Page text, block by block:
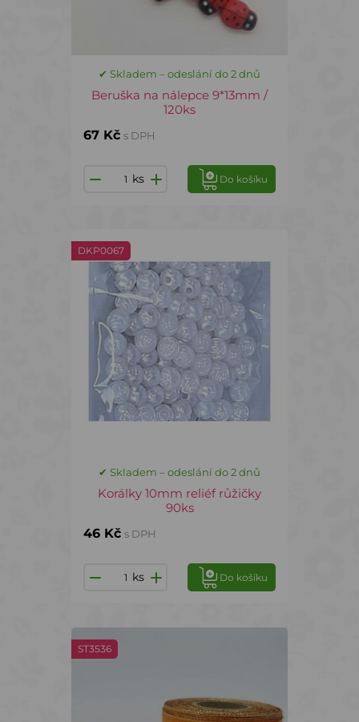
✔ Skladem – odeslání do 2 dnů
Beruška na nálepce 9*13mm /
120ks
67 Kč s DPH
ks Do košíku
DKP0067
✔ Skladem – odeslání do 2 dnů
Korálky 10mm reliéf růžičky
90ks
46 Kč s DPH
ks Do košíku
ST3536